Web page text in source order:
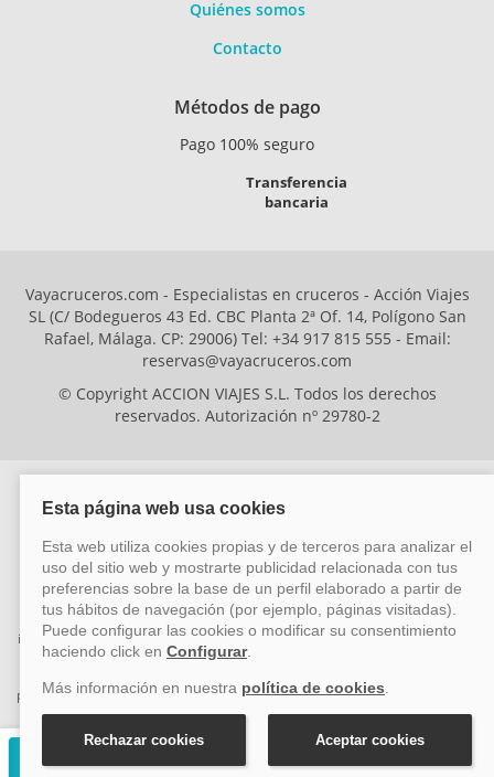
Quiénes somos
Contacto
Métodos de pago
Pago 100% seguro
Transferencia
bancaria
Vayacruceros.com - Especialistas en cruceros - Acción Viajes
SL (C/ Bodegueros 43 Ed. CBC Planta 2ª Of. 14, Polígono San
Rafael, Málaga. CP: 29006) Tel: +34 917 815 555 - Email:
reservas@vayacruceros.com
© Copyright ACCION VIAJES S.L. Todos los derechos
reservados. Autorización nº 29780-2
ACCION VIAJES SL ha sido beneficiaria del Fondo Europeo de Desarrollo
Regional (FEDER), cuyo objetivo es mejorar la competitividad de las pymes
mediante el impulso de la innovación, el desarrollo tecnológico, la
investigación de calidad y el uso seguro y fiable del ciberespacio. Gracias a
esta financiación, la empresa ha puesto en marcha un Plan de Acción
promoviendo la innovación y la ciberseguridad. Para ello, ha contado con el
apoyo de los programas Pyme Innova y Pyme Cibersegura de la Cámara
de Comercio de Málaga. #EuropaSeSiente